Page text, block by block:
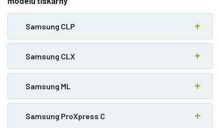
Samsung CLP
Samsung CLX
Samsung ML
Samsung ProXpress C